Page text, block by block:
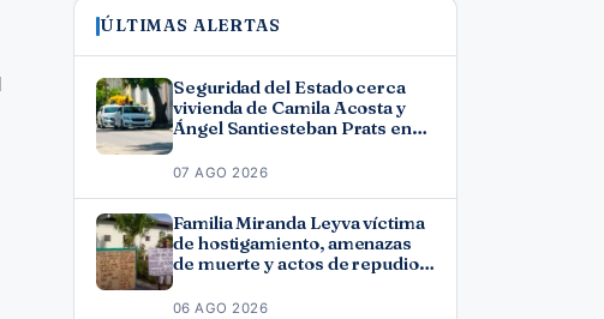
ÚLTIMAS ALERTAS
Seguridad del Estado cerca
vivienda de Camila Acosta y
Ángel Santiesteban Prats en
07 AGO 2026
Familia Miranda Leyva víctima
de hostigamiento, amenazas
de muerte y actos de repudio
06 AGO 2026